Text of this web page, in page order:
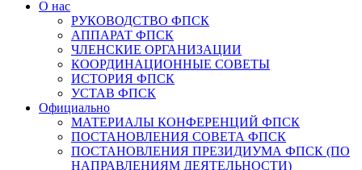
О нас
РУКОВОДСТВО ФПСК
АППАРАТ ФПСК
ЧЛЕНСКИЕ ОРГАНИЗАЦИИ
КООРДИНАЦИОННЫЕ СОВЕТЫ
ИСТОРИЯ ФПСК
УСТАВ ФПСК
Официально
МАТЕРИАЛЫ КОНФЕРЕНЦИЙ ФПСК
ПОСТАНОВЛЕНИЯ СОВЕТА ФПСК
ПОСТАНОВЛЕНИЯ ПРЕЗИДИУМА ФПСК (ПО
НАПРАВЛЕНИЯМ ДЕЯТЕЛЬНОСТИ)